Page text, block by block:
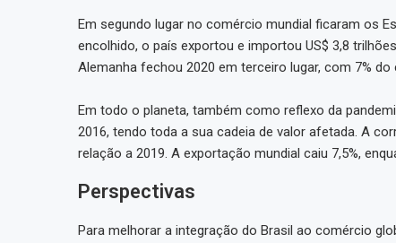
Em segundo lugar no comércio mundial ficaram os
encolhido, o país exportou e importou US$ 3,8
Alemanha fechou 2020 em terceiro lugar, com 7%
Em todo o planeta, também como reflexo da
2016, tendo toda a sua cadeia de valor afetada. A
relação a 2019. A exportação mundial caiu 7,5%,
Perspectivas
Para melhorar a integração do Brasil ao comércio